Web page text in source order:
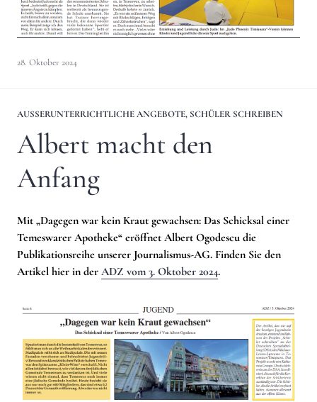
28. Oktober 2024
AUSSERUNTERRICHTLICHE ANGEBOTE , SCHÜLER SCHREIBEN
Albert macht den
Anfang
Mit „Dagegen war kein Kraut gewachsen: Das Schicksal einer
Temeswarer Apotheke“ eröffnet Albert Ogodescu die
Publikationsreihe unserer Journalismus-AG. Finden Sie den
Artikel hier in der ADZ vom 3. Oktober 2024.